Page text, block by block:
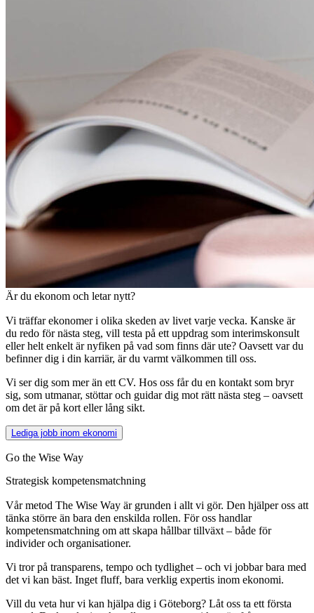
Är du ekonom och letar nytt?
Vi träffar ekonomer i olika skeden av livet varje vecka. Kanske är
du redo för nästa steg, vill testa på ett uppdrag som interimskonsult
eller helt enkelt är nyfiken på vad som finns där ute? Oavsett var du
befinner dig i din karriär, är du varmt välkommen till oss.
Vi ser dig som mer än ett CV. Hos oss får du en kontakt som bryr
sig, som utmanar, stöttar och guidar dig mot rätt nästa steg – oavsett
om det är på kort eller lång sikt.
Lediga jobb inom ekonomi
Go the Wise Way
Strategisk kompetensmatchning
Vår metod The Wise Way är grunden i allt vi gör. Den hjälper oss att
tänka större än bara den enskilda rollen. För oss handlar
kompetensmatchning om att skapa hållbar tillväxt – både för
individer och organisationer.
Vi tror på transparens, tempo och tydlighet – och vi jobbar bara med
det vi kan bäst. Inget fluff, bara verklig expertis inom ekonomi.
Vill du veta hur vi kan hjälpa dig i Göteborg? Låt oss ta ett första